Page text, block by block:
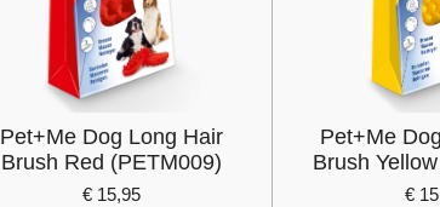
Pet+Me Dog Long Hair
Brush Red (PETM009)
€ 15,95
Pet+Me
Brush
€